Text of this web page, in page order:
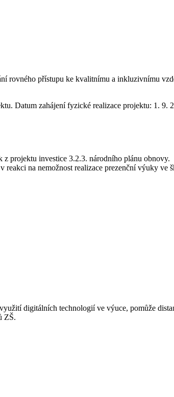
rovného přístupu ke kvalitnímu a inkluzivnímu
Datum zahájení fyzické realizace projektu: 1.
projektu investice 3.2.3. národního plánu obnovy.
na nemožnost realizace prezenční výuky ve
digitálních technologií ve výuce, pomůže
ZŠ.